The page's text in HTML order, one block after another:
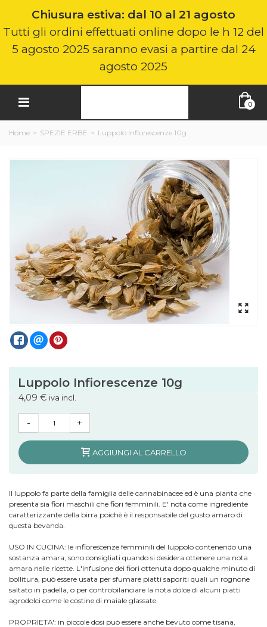
Chiusura estiva: dal 10 al 21 agosto
Tutti gli ordini effettuati online dopo le h 12 del
5 agosto 2025 saranno evasi a partire dal 24
agosto 2025
0
Home > SPEZIE ERBE > Luppolo Infiorescenze 10g
Luppolo Infiorescenze 10g
4,09 € iva incl.
- +
AGGIUNGI AL CARRELLO
Il luppolo fa parte della famiglia delle cannabinacee ed è una pianta che
presenta sia fiori maschili che fiori femminili. E' nota come ingrediente
caratterizzante della birra poichè è il responsabile del gusto amaro di
questa bevanda.
USO IN CUCINA: le infiorescenze femminili del luppolo contenendo una
sostanza amara, sono consigliati quando si desidera ottenere una nota
amara nelle ricette. L'infusione dei fiori ottenuta dopo qualche minuto di
bollitura, può essere usata per sfumare piatti saporiti quali un rognone
saltato in padella, o per controbilanciare la nota dolce di alcuni piatti
agrodolci come le costine di maiale glassate.
PROPRIETA': in piccole dosi può essere anche bevuto come tisana,